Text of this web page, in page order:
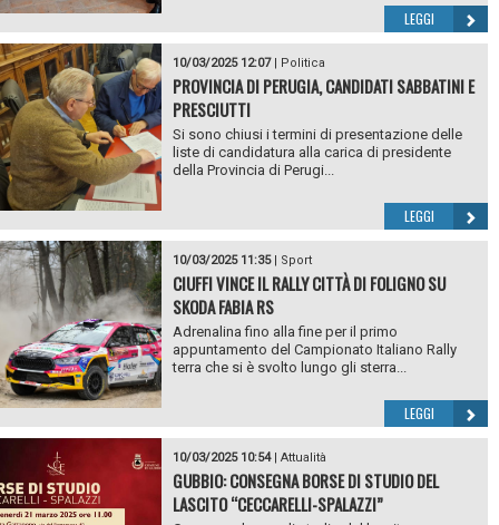
LEGGI
10/03/2025 12:07| Politica
PROVINCIA DI PERUGIA, CANDIDATI SABBATINI E
PRESCIUTTI
Si sono chiusi i termini di presentazione delle
liste di candidatura alla carica di presidente
della Provincia di Perugi...
LEGGI
10/03/2025 11:35| Sport
CIUFFI VINCE IL RALLY CITTÀ DI FOLIGNO SU
SKODA FABIA RS
Adrenalina fino alla fine per il primo
appuntamento del Campionato Italiano Rally
terra che si è svolto lungo gli sterra...
LEGGI
10/03/2025 10:54| Attualità
GUBBIO: CONSEGNA BORSE DI STUDIO DEL
LASCITO “CECCARELLI-SPALAZZI”